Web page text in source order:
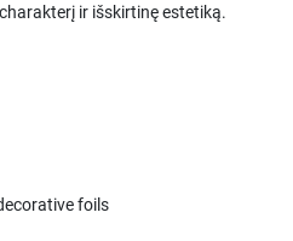
ir išskirtinę estetiką.